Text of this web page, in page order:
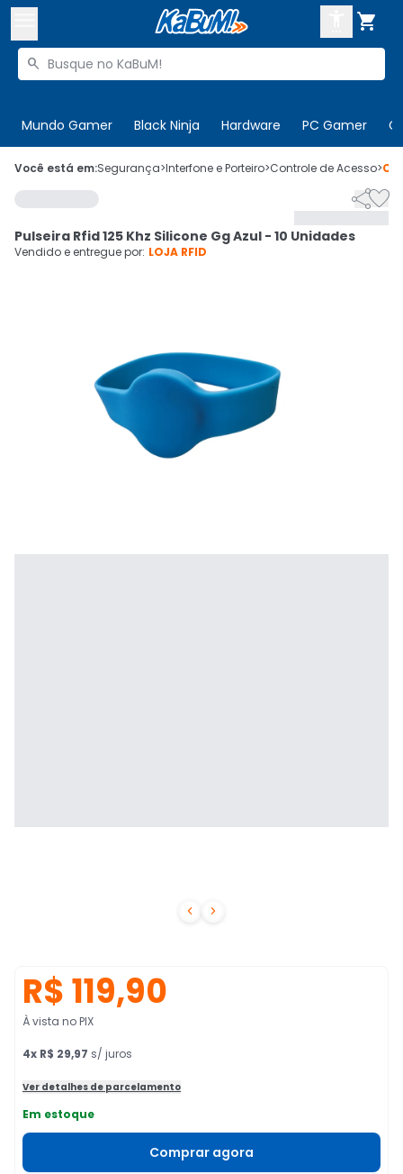

Buscar produtos

Mundo Gamer Black Ninja Hardware PC Gamer
 Olá. Acesse sua conta
 Departamentos
Cupons
CADASTRE-SE
Você está em:Segurança>Interfone e Porteiro>Controle de Acesso>
 

Pulseira Rfid 125 Khz Silicone Gg Azul - 10 Unidades
Vendido e entregue por: LOJA RFID
R$ 119,90
À vista no PIX
4x R$ 29,97 s/ juros
Ver detalhes de parcelamento
Em estoque
Comprar agora